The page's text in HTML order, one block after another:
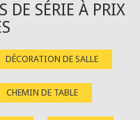
DE SÉRIE À PRIX
DÉCORATION DE SALLE
CHEMIN DE TABLE